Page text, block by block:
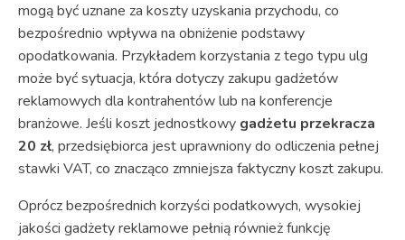
mogą być uznane za koszty uzyskania przychodu, co
bezpośrednio wpływa na obniżenie podstawy
opodatkowania. Przykładem korzystania z tego typu ulg
może być sytuacja, która dotyczy zakupu gadżetów
reklamowych dla kontrahentów lub na konferencje
branżowe. Jeśli koszt jednostkowy gadżetu przekracza
20 zł, przedsiębiorca jest uprawniony do odliczenia pełnej
stawki VAT, co znacząco zmniejsza faktyczny koszt zakupu.
Oprócz bezpośrednich korzyści podatkowych, wysokiej
jakości gadżety reklamowe pełnią również funkcję